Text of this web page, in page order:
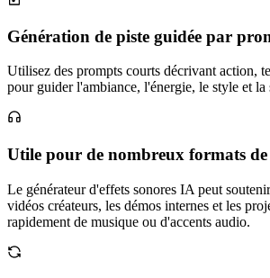
Génération de piste guidée par
Utilisez des prompts courts décrivant action,
pour guider l'ambiance, l'énergie, le style et la
Utile pour de nombreux formats de
Le générateur d'effets sonores IA peut
vidéos créateurs, les démos internes et les
rapidement de musique ou d'accents audio.